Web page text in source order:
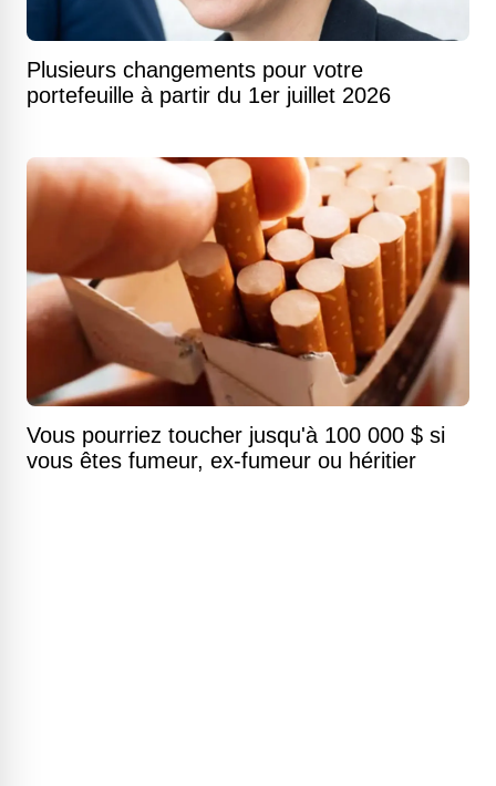
Plusieurs changements pour votre
portefeuille à partir du 1er juillet 2026
Vous pourriez toucher jusqu'à 100 000 $ si
vous êtes fumeur, ex-fumeur ou héritier